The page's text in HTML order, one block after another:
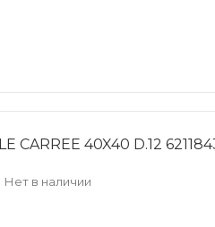
CARREE 40X40 D.12
Нет в наличии